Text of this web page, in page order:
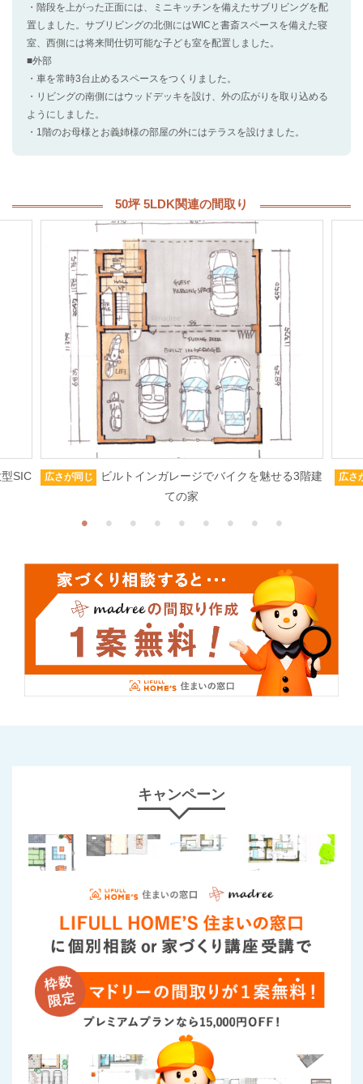
・階段を上がった正面には、ミニキッチンを備えたサブリビングを配
置しました。サブリビングの北側にはWICと書斎スペースを備えた寝
室、西側には将来間仕切可能な子ども室を配置しました。
■外部
・車を常時3台止めるスペースをつくりました。
・リビングの南側にはウッドデッキを設け、外の広がりを取り込める
ようにしました。
・1階のお母様とお義姉様の部屋の外にはテラスを設けました。
50坪 5LDK関連の間取り
SIC 広さが同じ
ビルトインガレージでバイクを魅せる3階建
ての家
広さ
キャンペーン